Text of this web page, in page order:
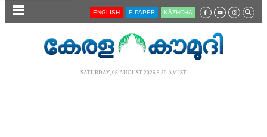
SECTIONS ENGLISH E-PAPER KĀZHCHA
SATURDAY, 08 AUGUST 2026 9.30 AM IST